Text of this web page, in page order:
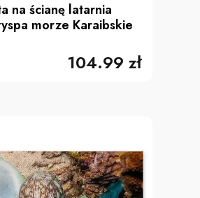
na ścianę latarnia
morze Karaibskie
104.99 zł